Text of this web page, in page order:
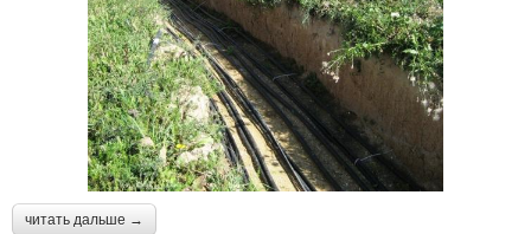
читать дальше →